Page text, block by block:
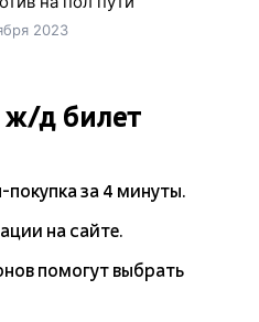
2023
ж/д билет
покупказа 4 минуты.
на сайте.
помогут выбрать